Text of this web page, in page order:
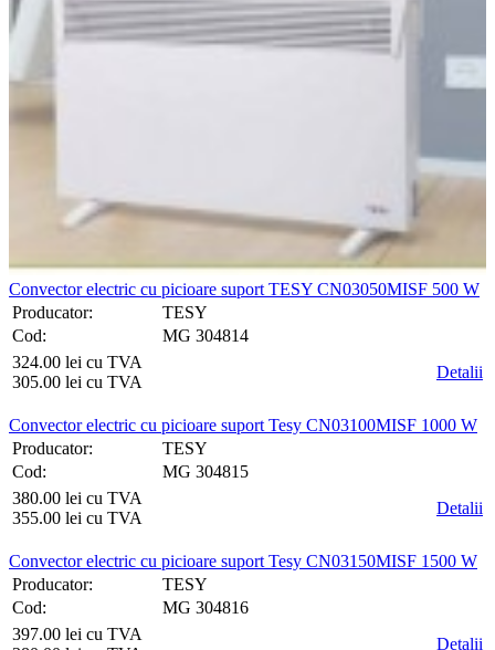
Convector electric cu picioare suport TESY CN03050MISF 500 W
Producator:
TESY
Cod:
MG 304814
324.00 lei cu TVA
305.00 lei cu TVA
Detalii
Convector electric cu picioare suport Tesy CN03100MISF 1000 W
Producator:
TESY
Cod:
MG 304815
380.00 lei cu TVA
355.00 lei cu TVA
Detalii
Convector electric cu picioare suport Tesy CN03150MISF 1500 W
Producator:
TESY
Cod:
MG 304816
397.00 lei cu TVA
Detalii